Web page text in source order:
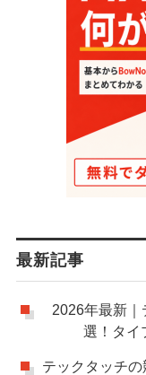
最新記事
2026年最新
選！タイ
テックタッチ